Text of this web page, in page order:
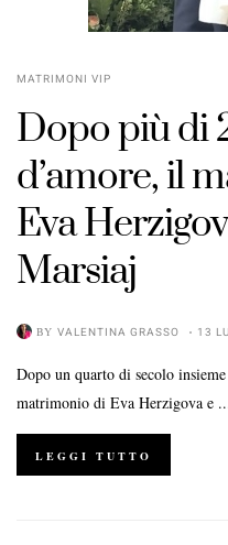
MATRIMONI VIP
Dopo più di
d’amore, il
Eva
Marsiaj
BY VALENTINA GRASSO 13
Dopo un quarto di secolo
matrimonio di Eva Herzigova e
LEGGI TUTTO